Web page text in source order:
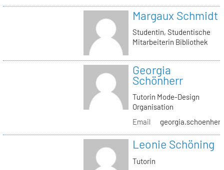
Margaux Schmidt
Studentin, Studentische
Mitarbeiterin Bibliothek
Georgia
Schönherr
Tutorin Mode-Design
Organisation
Email
Leonie Schöning
Tutorin